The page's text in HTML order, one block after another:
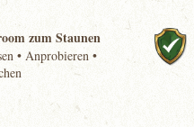
zum Staunen
• Anprobieren •